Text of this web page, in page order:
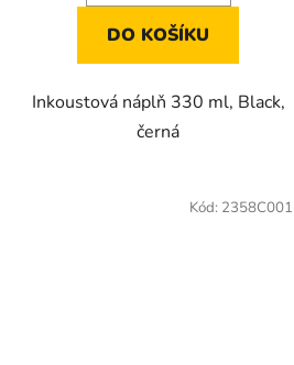
DO KOŠÍKU
Inkoustová náplň 330 ml, Black,
černá
Kód: 2358C001